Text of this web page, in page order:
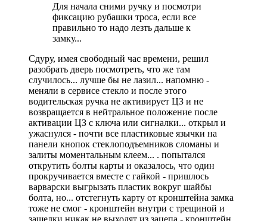
Для начала сними ручку и посмотри
фиксацию рубашки троса, если все
правильно то надо лезть дальше к
замку...
Сдуру, имея свободный час времени, решил
разобрать дверь посмотреть, что же там
случилось... лучше бы не лазил... напомню -
меняли в сервисе стекло и после этого
водительская ручка не активирует ЦЗ и не
возвращается в нейтральное положение после
активации ЦЗ с ключа или сигналки... открыл и
ужаснулся - почти все пластиковые язычки на
панели кнопок стеклоподъемников сломаны и
залиты моментальным клеем... . попытался
открутить болты карты и оказалось, что один
прокручивается вместе с гайкой - пришлось
варварски выгрызать пластик вокруг шайбы
болта, но... отстегнуть карту от кронштейна замка
тоже не смог - кронштейн внутри с трещиной и
защелки никак не выходят из зацепа - кронштейн